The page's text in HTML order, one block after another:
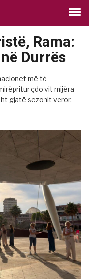
Rama:
Durrës
më të
çdo vit mijëra
gjatë sezonit veror.